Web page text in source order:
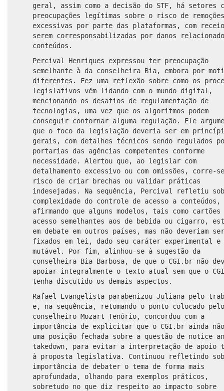
geral, assim como a decisão do STF, há setores
preocupações legítimas sobre o risco de remoções
excessivas por parte das plataformas, com
serem corresponsabilizadas por danos
conteúdos.
Percival Henriques expressou ter preocupação
semelhante à da conselheira Bia, embora por
diferentes. Fez uma reflexão sobre como os
legislativos vêm lidando com o mundo digital,
mencionando os desafios de regulamentação de
tecnologias, uma vez que os algoritmos podem
conseguir contornar alguma regulação. Ele
que o foco da legislação deveria ser em
gerais, com detalhes técnicos sendo regulados
portarias das agências competentes conforme
necessidade. Alertou que, ao legislar com
detalhamento excessivo ou com omissões, corre-
risco de criar brechas ou validar práticas
indesejadas. Na sequência, Percival refletiu
complexidade do controle de acesso a conteúdos,
afirmando que alguns modelos, tais como cartões
acesso semelhantes aos de bebida ou cigarro,
em debate em outros países, mas não deveriam ser
fixados em lei, dado seu caráter experimental e
mutável. Por fim, alinhou-se à sugestão da
conselheira Bia Barbosa, de que o CGI.br não
apoiar integralmente o texto atual sem que o
tenha discutido os demais aspectos.
Rafael Evangelista parabenizou Juliana pelo
e, na sequência, retomando o ponto colocado pelo
conselheiro Mozart Tenório, concordou com a
importância de explicitar que o CGI.br ainda
uma posição fechada sobre a questão de notice
takedown, para evitar a interpretação de apoio
à proposta legislativa. Continuou refletindo
importância de debater o tema de forma mais
aprofundada, olhando para exemplos práticos,
sobretudo no que diz respeito ao impacto sobre